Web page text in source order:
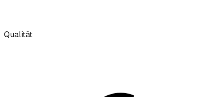
Qualität